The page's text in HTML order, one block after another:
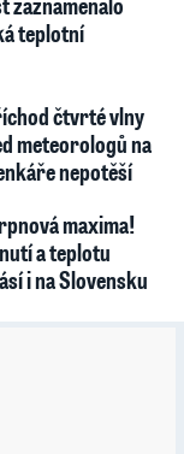
teplotní
čtvrté vlny
meteorologů na
nepotěší
maxima!
a teplotu
i na Slovensku